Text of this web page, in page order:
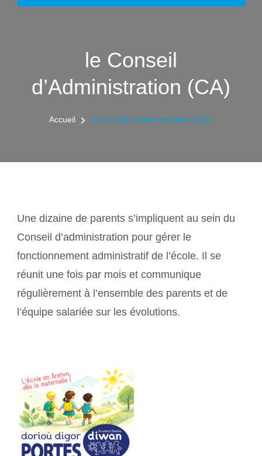
le Conseil
d’Administration (CA)
Accueil le Conseil d’Administration (CA)
Une dizaine de parents s’impliquent au sein du
Conseil d’administration pour gérer le
fonctionnement administratif de l’école. Il se
réunit une fois par mois et communique
régulièrement à l’ensemble des parents et de
l’équipe salariée sur les évolutions.